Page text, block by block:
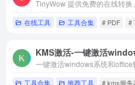
在线工具 工具合集 # PDF #
KMS激活-一键激活
工具合集 推荐工具 # kms服务